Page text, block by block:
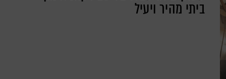
ביתי מהיר ויעיל